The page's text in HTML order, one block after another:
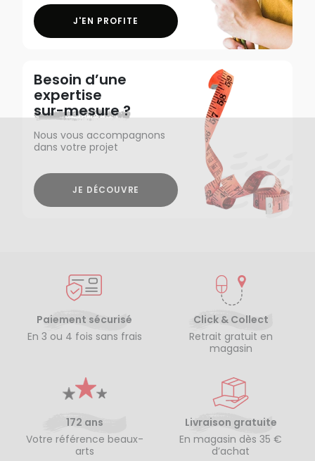
J'EN PROFITE
Besoin d’une
expertise
sur-mesure ?
Nous vous accompagnons
dans votre projet
JE DÉCOUVRE
Paiement sécurisé
En 3 ou 4 fois sans frais
Click & Collect
Retrait gratuit en
magasin
172 ans
Votre référence beaux-
arts
Livraison gratuite
En magasin dès 35 €
d’achat